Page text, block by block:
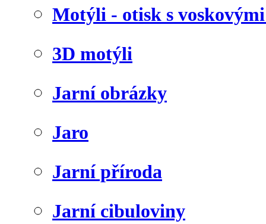
Motýli - otisk s
3D motýli
Jarní obrázky
Jaro
Jarní příroda
Jarní cibuloviny